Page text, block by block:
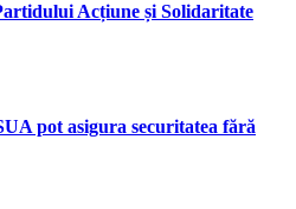
Acțiune și Solidaritate
pot asigura securitatea fără